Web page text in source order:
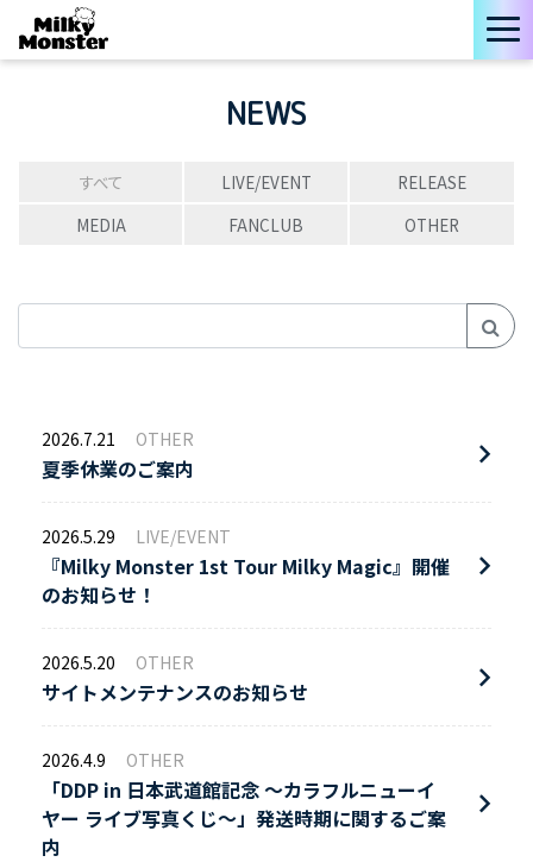
NEWS
すべて LIVE/EVENT
RELEASE
MEDIA
FANCLUB OTHER
2026.7.21 OTHER
夏季休業のご案内
2026.5.29 LIVE/EVENT
『Milky Monster 1st Tour Milky Magic』開催
のお知らせ！
2026.5.20 OTHER
サイトメンテナンスのお知らせ
2026.4.9 OTHER
「DDP in 日本武道館記念 〜カラフルニューイ
ヤー ライブ写真くじ〜」発送時期に関するご案
内